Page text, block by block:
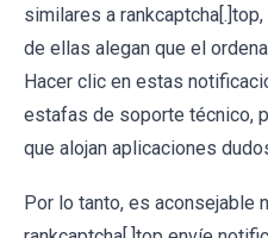
similares a
de ellas alegan que el
Hacer clic en estas
estafas de soporte técnico,
que alojan aplicaciones
Por lo tanto, es aconsejable